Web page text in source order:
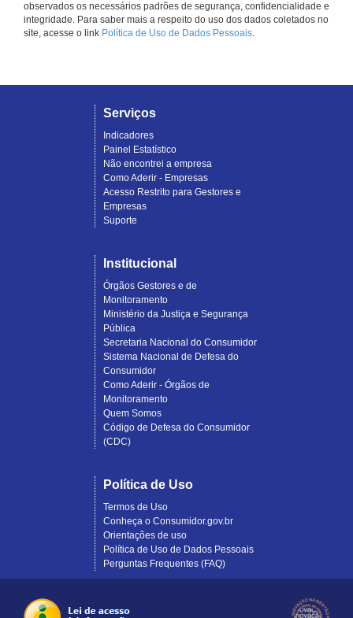
observados os necessários padrões de segurança, confidencialidade e
integridade. Para saber mais a respeito do uso dos dados coletados no
site, acesse o link Política de Uso de Dados Pessoais.
Serviços
Indicadores
Painel Estatístico
Não encontrei a empresa
Como Aderir - Empresas
Acesso Restrito para Gestores e
Empresas
Suporte
Institucional
Órgãos Gestores e de
Monitoramento
Ministério da Justiça e Segurança
Pública
Secretaria Nacional do Consumidor
Sistema Nacional de Defesa do
Consumidor
Como Aderir - Órgãos de
Monitoramento
Quem Somos
Código de Defesa do Consumidor
(CDC)
Política de Uso
Termos de Uso
Conheça o Consumidor.gov.br
Orientações de uso
Política de Uso de Dados Pessoais
Perguntas Frequentes (FAQ)